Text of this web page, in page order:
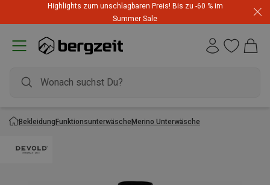
Highlights zum unschlagbaren Preis! Bis zu -60 % im
Summer Sale
BekleidungFunktionsunterwäscheMerino Unterwäsche